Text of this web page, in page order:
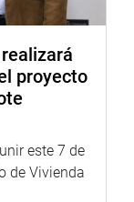
e inmediata
en
iniciar su
LIMACHI
proyecto
este 7 de
de Vivienda